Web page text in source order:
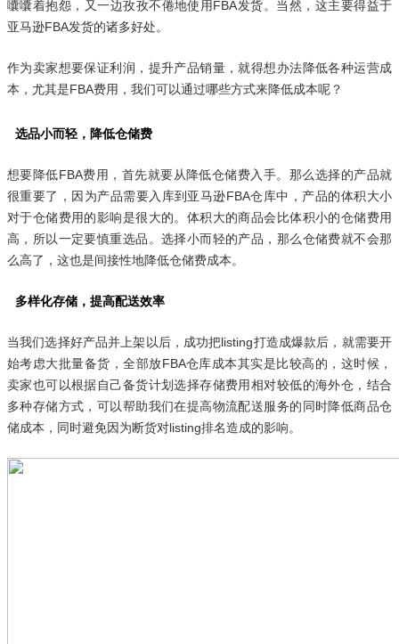
囔囔着抱怨，又一边孜孜不倦地使用FBA发货。当然，这主要得益于
亚马逊FBA发货的诸多好处。
作为卖家想要保证利润，提升产品销量，就得想办法降低各种运营成
本，尤其是FBA费用，我们可以通过哪些方式来降低成本呢？
选品小而轻，降低仓储费
想要降低FBA费用，首先就要从降低仓储费入手。那么选择的产品就
很重要了，因为产品需要入库到亚马逊FBA仓库中，产品的体积大小
对于仓储费用的影响是很大的。体积大的商品会比体积小的仓储费用
高，所以一定要慎重选品。选择小而轻的产品，那么仓储费就不会那
么高了，这也是间接性地降低仓储费成本。
多样化存储，提高配送效率
当我们选择好产品并上架以后，成功把listing打造成爆款后，就需要开
始考虑大批量备货，全部放FBA仓库成本其实是比较高的，这时候，
卖家也可以根据自己备货计划选择存储费用相对较低的海外仓，结合
多种存储方式，可以帮助我们在提高物流配送服务的同时降低商品仓
储成本，同时避免因为断货对listing排名造成的影响。